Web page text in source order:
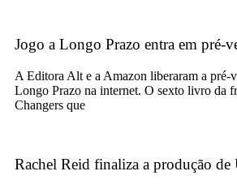
Jogo a Longo Prazo entra em pré-
A Editora Alt e a Amazon liberaram a pré-
Longo Prazo na internet. O sexto livro da
Changers que
Rachel Reid finaliza a produção de